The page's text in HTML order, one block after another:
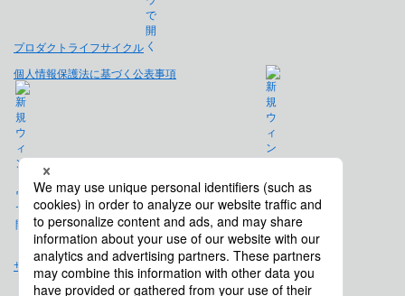
プロダクトライフサイクル
個人情報保護法に基づく公表事項
免責事項
サイトマップ